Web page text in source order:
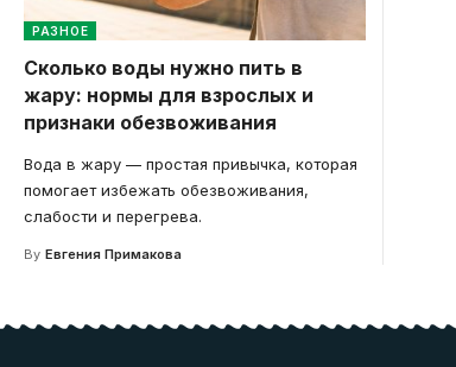
РАЗНОЕ
Сколько воды нужно пить в
жару: нормы для взрослых и
признаки обезвоживания
Вода в жару — простая привычка, которая
помогает избежать обезвоживания,
слабости и перегрева.
By Евгения Примакова